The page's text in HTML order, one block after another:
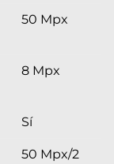
50 Mpx
8 Mpx
Sí
50 Mpx/2